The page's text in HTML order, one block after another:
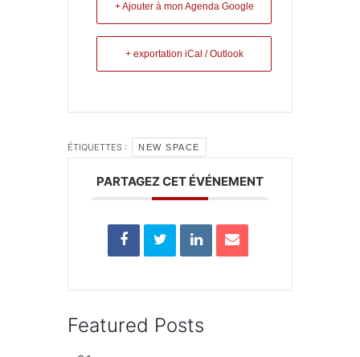
+ Ajouter à mon Agenda Google
+ exportation iCal / Outlook
ÉTIQUETTES : NEW SPACE
PARTAGEZ CET ÉVÉNEMENT
Featured Posts